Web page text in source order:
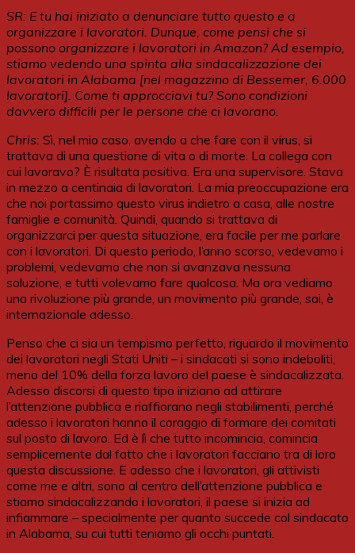
SR: E tu hai iniziato a denunciare tutto questo e a
organizzare i lavoratori. Dunque, come pensi che si
possono organizzare i lavoratori in Amazon? Ad esempio,
stiamo vedendo una spinta alla sindacalizzazione dei
lavoratori in Alabama [nel magazzino di Bessemer, 6.000
lavoratori]. Come ti approcciavi tu? Sono condizioni
davvero difficili per le persone che ci lavorano.
Chris: Sì, nel mio caso, avendo a che fare con il virus, si
trattava di una questione di vita o di morte. La collega con
cui lavoravo? È risultata positiva. Era una supervisore. Stava
in mezzo a centinaia di lavoratori. La mia preoccupazione era
che noi portassimo questo virus indietro a casa, alle nostre
famiglie e comunità. Quindi, quando si trattava di
organizzarci per questa situazione, era facile per me parlare
con i lavoratori. Di questo periodo, l’anno scorso, vedevamo i
problemi, vedevamo che non si avanzava nessuna
soluzione, e tutti volevamo fare qualcosa. Ma ora vediamo
una rivoluzione più grande, un movimento più grande, sai, è
internazionale adesso.
Penso che ci sia un tempismo perfetto, riguardo il movimento
dei lavoratori negli Stati Uniti – i sindacati si sono indeboliti,
meno del 10% della forza lavoro del paese è sindacalizzata.
Adesso discorsi di questo tipo iniziano ad attirare
l’attenzione pubblica e riaffiorano negli stabilimenti, perché
adesso i lavoratori hanno il coraggio di formare dei comitati
sul posto di lavoro. Ed è lì che tutto incomincia, comincia
semplicemente dal fatto che i lavoratori facciano tra di loro
questa discussione. E adesso che i lavoratori, gli attivisti
come me e altri, sono al centro dell’attenzione pubblica e
stiamo sindacalizzando i lavoratori, il paese si inizia ad
infiammare – specialmente per quanto succede col sindacato
in Alabama, su cui tutti teniamo gli occhi puntati.